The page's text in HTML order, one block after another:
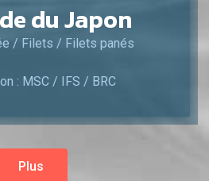
du Japon
/ Filets / Filets panés
: MSC / IFS / BRC
Plus